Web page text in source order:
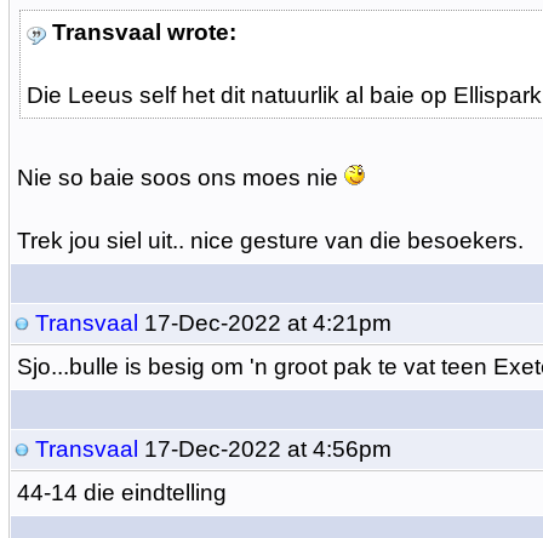
Transvaal wrote:
Die Leeus self het dit natuurlik al baie op
Nie so baie soos ons moes nie
Trek jou siel uit.. nice gesture van die besoekers.
Transvaal 17-Dec-2022 at 4:21pm
Sjo...bulle is besig om 'n groot pak te vat teen
Transvaal 17-Dec-2022 at 4:56pm
44-14 die eindtelling